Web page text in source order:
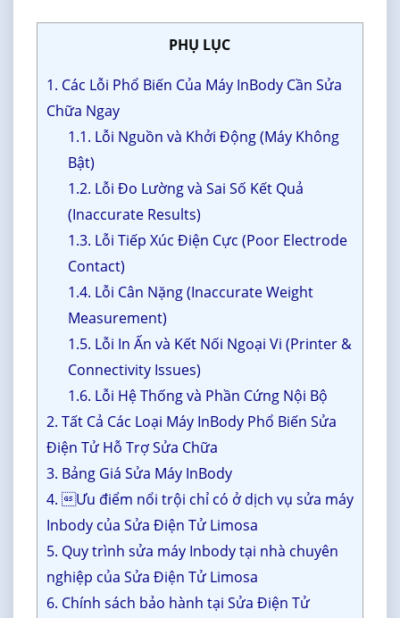
PHỤ LỤC
1. Các Lỗi Phổ Biến Của Máy InBody Cần Sửa
Chữa Ngay
1.1. Lỗi Nguồn và Khởi Động (Máy Không
Bật)
1.2. Lỗi Đo Lường và Sai Số Kết Quả
(Inaccurate Results)
1.3. Lỗi Tiếp Xúc Điện Cực (Poor Electrode
Contact)
1.4. Lỗi Cân Nặng (Inaccurate Weight
Measurement)
1.5. Lỗi In Ấn và Kết Nối Ngoại Vi (Printer &
Connectivity Issues)
1.6. Lỗi Hệ Thống và Phần Cứng Nội Bộ
2. Tất Cả Các Loại Máy InBody Phổ Biến Sửa
Điện Tử Hỗ Trợ Sửa Chữa
3. Bảng Giá Sửa Máy InBody
4. Ưu điểm nổi trội chỉ có ở dịch vụ sửa máy
Inbody của Sửa Điện Tử Limosa
5. Quy trình sửa máy Inbody tại nhà chuyên
nghiệp của Sửa Điện Tử Limosa
6. Chính sách bảo hành tại Sửa Điện Tử